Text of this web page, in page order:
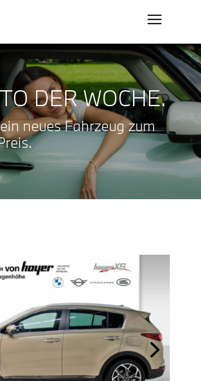
DER WOCHE.
neues Fahrzeug zum